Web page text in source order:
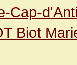
Cap-
Biot